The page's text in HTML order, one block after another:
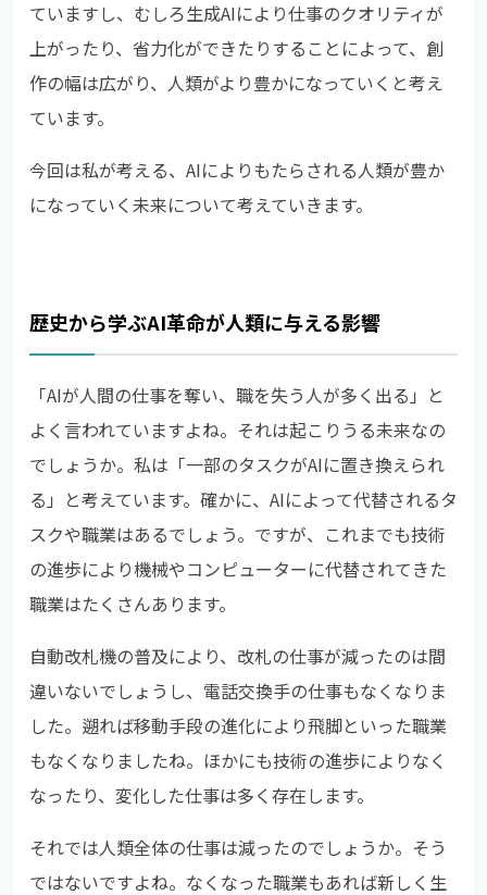
ていますし、むしろ生成AIにより仕事のクオリティが
上がったり、省力化ができたりすることによって、創
作の幅は広がり、人類がより豊かになっていくと考え
ています。
今回は私が考える、AIによりもたらされる人類が豊か
になっていく未来について考えていきます。
歴史から学ぶAI革命が人類に与える影響
「AIが人間の仕事を奪い、職を失う人が多く出る」と
よく言われていますよね。それは起こりうる未来なの
でしょうか。私は「一部のタスクがAIに置き換えられ
る」と考えています。確かに、AIによって代替されるタ
スクや職業はあるでしょう。ですが、これまでも技術
の進歩により機械やコンピューターに代替されてきた
職業はたくさんあります。
自動改札機の普及により、改札の仕事が減ったのは間
違いないでしょうし、電話交換手の仕事もなくなりま
した。遡れば移動手段の進化により飛脚といった職業
もなくなりましたね。ほかにも技術の進歩によりなく
なったり、変化した仕事は多く存在します。
それでは人類全体の仕事は減ったのでしょうか。そう
ではないですよね。なくなった職業もあれば新しく生